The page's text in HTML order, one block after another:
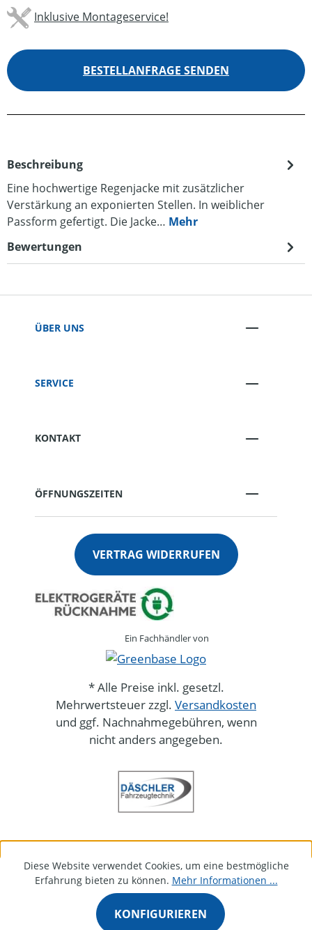
Inklusive Montageservice!
BESTELLANFRAGE SENDEN
Beschreibung
Eine hochwertige Regenjacke mit zusätzlicher
Verstärkung an exponierten Stellen. In weiblicher
Passform gefertigt. Die Jacke… Mehr
Bewertungen
ÜBER UNS
SERVICE
KONTAKT
ÖFFNUNGSZEITEN
VERTRAG WIDERRUFEN
Ein Fachhändler von
* Alle Preise inkl. gesetzl.
Mehrwertsteuer zzgl. Versandkosten
und ggf. Nachnahmegebühren, wenn
nicht anders angegeben.
Diese Website verwendet Cookies, um eine bestmögliche
Erfahrung bieten zu können. Mehr Informationen ...
KONFIGURIEREN